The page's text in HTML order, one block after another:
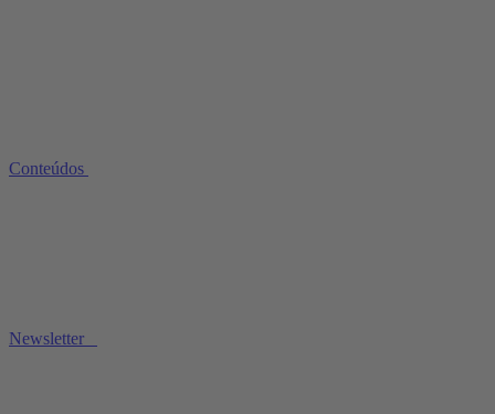
Conteúdos
Newsletter